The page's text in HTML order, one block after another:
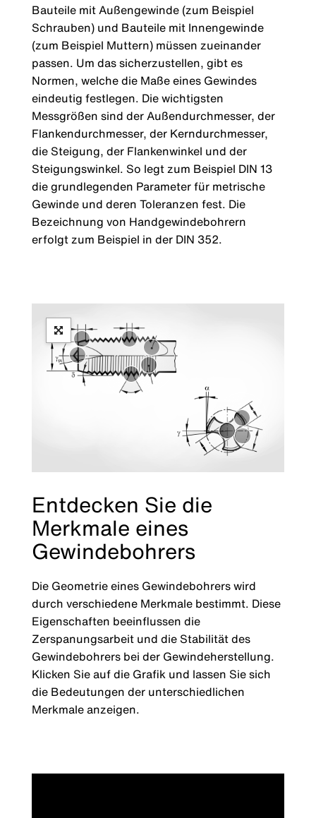
Bauteile mit Außengewinde (zum Beispiel
Schrauben) und Bauteile mit Innengewinde
(zum Beispiel Muttern) müssen zueinander
passen. Um das sicherzustellen, gibt es
Normen, welche die Maße eines Gewindes
eindeutig festlegen. Die wichtigsten
Messgrößen sind der Außendurchmesser, der
Flankendurchmesser, der Kerndurchmesser,
die Steigung, der Flankenwinkel und der
Steigungswinkel. So legt zum Beispiel DIN 13
die grundlegenden Parameter für metrische
Gewinde und deren Toleranzen fest. Die
Bezeichnung von Handgewindebohrern
erfolgt zum Beispiel in der DIN 352.
Entdecken Sie die
Merkmale eines
Gewindebohrers
Die Geometrie eines Gewindebohrers wird
durch verschiedene Merkmale bestimmt. Diese
Eigenschaften beeinflussen die
Zerspanungsarbeit und die Stabilität des
Gewindebohrers bei der Gewindeherstellung.
Klicken Sie auf die Grafik und lassen Sie sich
die Bedeutungen der unterschiedlichen
Merkmale anzeigen.